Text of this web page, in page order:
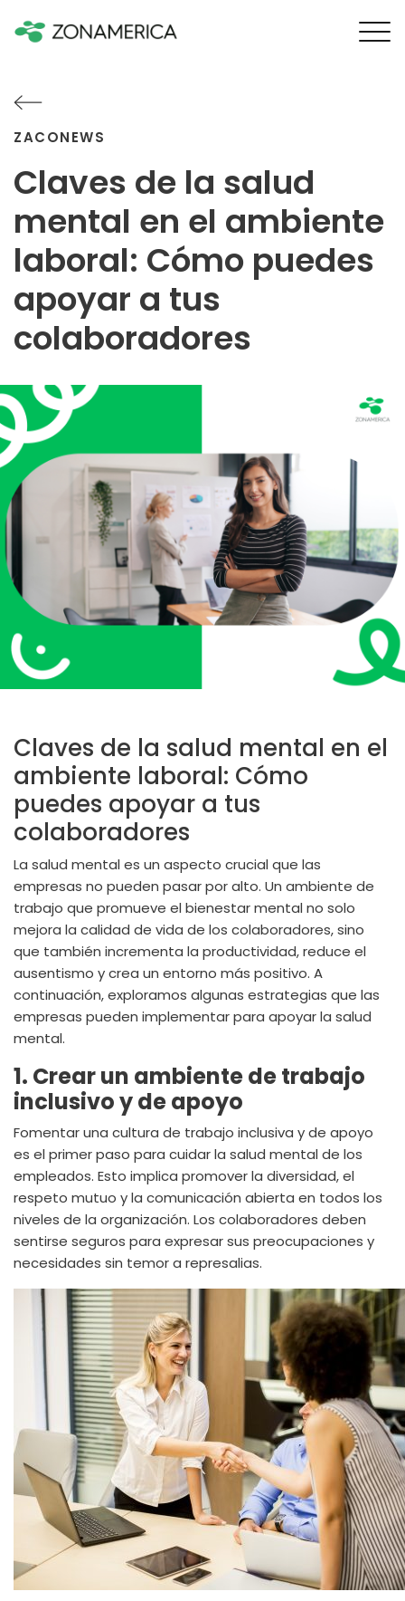
ZACONEWS
Claves de la salud
mental en el ambiente
laboral: Cómo puedes
apoyar a tus
colaboradores
Claves de la salud mental en el
ambiente laboral: Cómo
puedes apoyar a tus
colaboradores
La salud mental es un aspecto crucial que las
empresas no pueden pasar por alto. Un ambiente de
trabajo que promueve el bienestar mental no solo
mejora la calidad de vida de los colaboradores, sino
que también incrementa la productividad, reduce el
ausentismo y crea un entorno más positivo. A
continuación, exploramos algunas estrategias que las
empresas pueden implementar para apoyar la salud
mental.
1. Crear un ambiente de trabajo
inclusivo y de apoyo
Fomentar una cultura de trabajo inclusiva y de apoyo
es el primer paso para cuidar la salud mental de los
empleados. Esto implica promover la diversidad, el
respeto mutuo y la comunicación abierta en todos los
niveles de la organización. Los colaboradores deben
sentirse seguros para expresar sus preocupaciones y
necesidades sin temor a represalias.